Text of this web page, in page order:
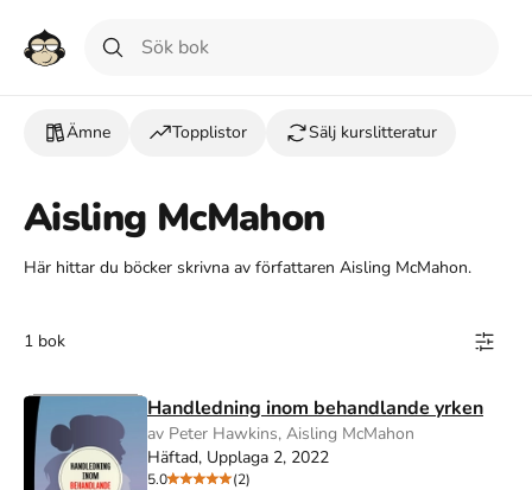
Ämne Topplistor Sälj kurslitteratur
Aisling McMahon
Här hittar du böcker skrivna av författaren Aisling McMahon.
1 bok
Handledning inom behandlande yrken
av Peter Hawkins, Aisling McMahon
Häftad, Upplaga 2, 2022
5.0
(2)